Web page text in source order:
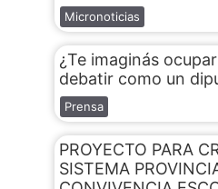
Micronoticias
¿Te imaginás
debatir como un
Prensa
PROYECTO PARA
SISTEMA